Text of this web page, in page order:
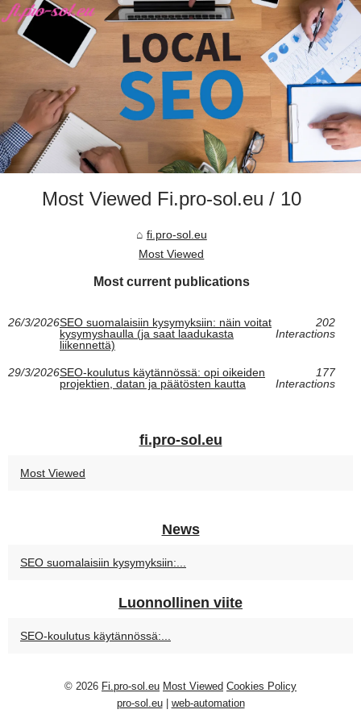
Most Viewed Fi.pro-sol.eu / 10
fi.pro-sol.eu
Most Viewed
Most current publications
26/3/2026SEO suomalaisiin kysymyksiin: näin voitat
kysymyshaulla (ja saat laadukasta
liikennettä)
202
Interactions
29/3/2026SEO-koulutus käytännössä: opi oikeiden
projektien, datan ja päätösten kautta
177
Interactions
fi.pro-sol.eu
Most Viewed
News
SEO suomalaisiin kysymyksiin:...
Luonnollinen viite
SEO-koulutus käytännössä:...
© 2026 Fi.pro-sol.eu Most Viewed Cookies Policy
pro-sol.eu| web-automation